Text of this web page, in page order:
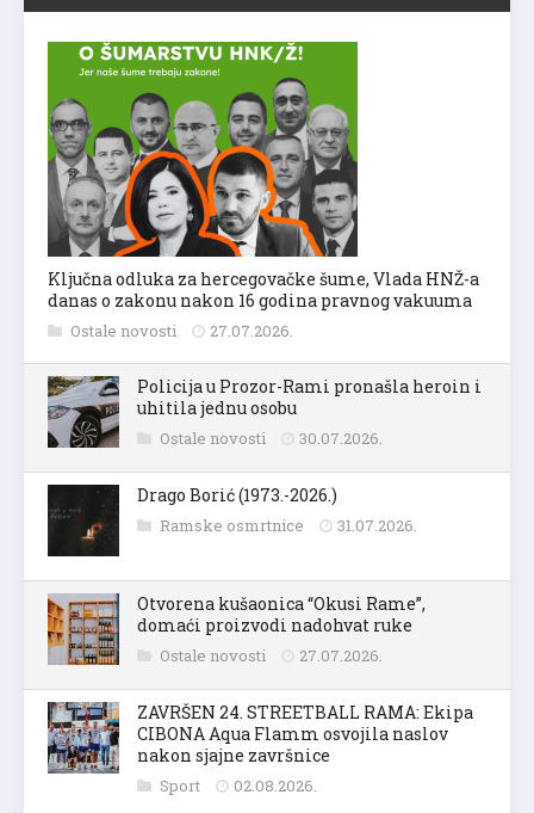
Ključna odluka za hercegovačke šume, Vlada HNŽ-a
danas o zakonu nakon 16 godina pravnog vakuuma
Ostale novosti 27.07.2026.
Policija u Prozor-Rami pronašla heroin i
uhitila jednu osobu
Ostale novosti 30.07.2026.
Drago Borić (1973.-2026.)
Ramske osmrtnice 31.07.2026.
Otvorena kušaonica “Okusi Rame”,
domaći proizvodi nadohvat ruke
Ostale novosti 27.07.2026.
ZAVRŠEN 24. STREETBALL RAMA: Ekipa
CIBONA Aqua Flamm osvojila naslov
nakon sjajne završnice
Sport 02.08.2026.